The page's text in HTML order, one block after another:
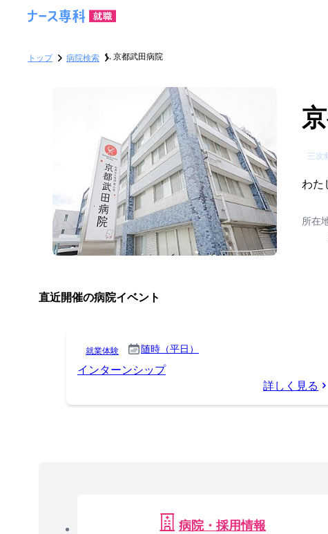
トップ 病院検索 京都武田病院
三次
わた
所在
直近開催の病院イベント
就業体験 随時（平日）
インターンシップ
詳しく見る
病院・採用情報